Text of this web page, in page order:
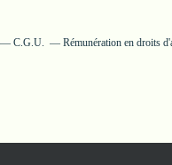
C.G.U. Rémunération en droits